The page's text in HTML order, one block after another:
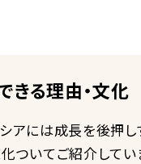
きる理由・文化
アには成長を後押
ついてご紹介してい